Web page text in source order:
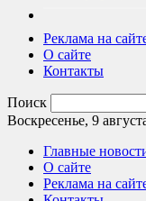
Реклама на
О сайте
Контакты
Поиск
Воскресенье, 9
Главные
О сайте
Реклама на